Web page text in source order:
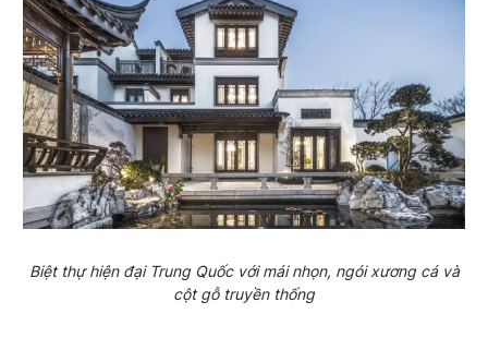
Biệt thự hiện đại Trung Quốc với mái nhọn, ngói xương cá và
cột gỗ truyền thống